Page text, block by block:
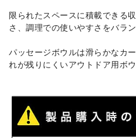
限られたスペースに積載できる
さ、調理での使いやすさをバラ
パッセージボウルは滑らかなカ
れが残りにくいアウトドア用ボウ